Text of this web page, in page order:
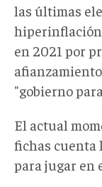
las últimas
hiperinflación
en 2021 por
"gobierno
El actual
fichas cuenta
para jugar en